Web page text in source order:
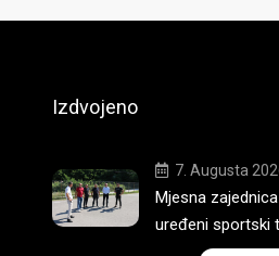
Izdvojeno
7. Augusta
Mjesna
uređeni sportski